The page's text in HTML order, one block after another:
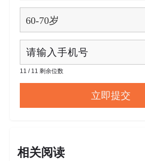
11 / 11 剩余位数
相关阅读